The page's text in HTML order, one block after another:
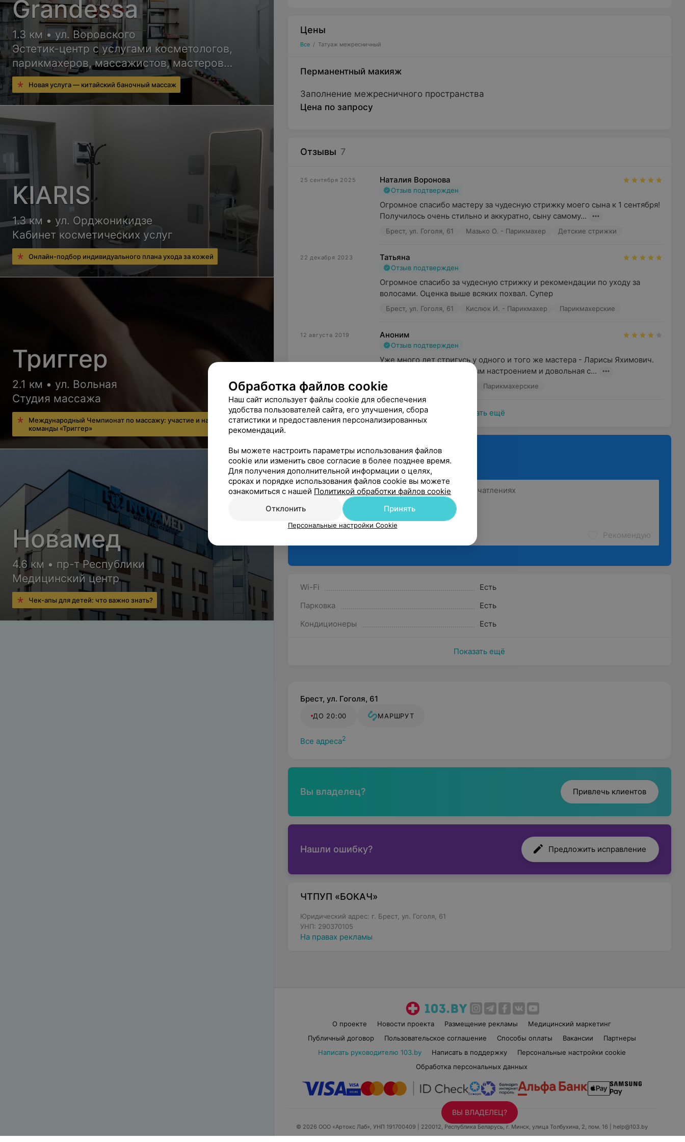
Цены
Все / Татуаж межресничный
Перманентный макияж
Заполнение межресничного пространства
Цена по запросу
Отзывы 7
25 сентября 2025 Наталия Воронова
Отзыв подтвержден
Огромное спасибо мастеру за чудесную стрижку моего сына к 1 сентября!
Получилось очень стильно и аккуратно, сыну самому...
Брест, ул. Гоголя, 61 Мазько О. - Парикмахер Детские стрижки
22 декабря 2023 Татьяна
Отзыв подтвержден
Огромное спасибо за чудесную стрижку и рекомендации по уходу за
волосами. Оценка выше всяких похвал. Супер
Брест, ул. Гоголя, 61 Кислюк И. - Парикмахер Парикмахерские
12 августа 2019 Аноним
Отзыв подтвержден
Уже много лет стригусь у одного и того же мастера - Ларисы Яхимович.
Всегда ухожу с прекрасным настроением и довольная с...
Брест, ул. Воровского, 25 Парикмахерские
Показать ещё
Поделитесь
мнением
Рекомендую
Wi-Fi
Есть
Парковка
Есть
Кондиционеры
Есть
Показать ещё
Брест, ул. Гоголя, 61
ДО 20:00 МАРШРУТ
Все адреса2
Вы владелец? Привлечь клиентов
Нашли ошибку? Предложить исправление
ЧТПУП «БОКАЧ»
Юридический адрес: г. Брест, ул. Гоголя, 61
УНП: 290370105
На правах рекламы
О проекте Новости проекта Размещение рекламы
Медицинский маркетинг
Публичный договор
Пользовательское соглашение Способы оплаты Вакансии
Партнеры
Написать руководителю 103.by
Написать в поддержку
Персональные настройки cookie
Обработка персональных данных
© 2026 ООО «Артокс Лаб», УНП 191700409 | 220012, Республика Беларусь, г. Минск, улица Толбухина, 2, пом. 16 | help@103.by
Grandessa
1.3 км • ул. Воровского
Эстетик-центр с услугами косметологов,
парикмахеров, массажистов, мастеров
ногтевого сервиса и других специалистов
Новая услуга — китайский баночный массаж
KIARIS
1.3 км • ул. Орджоникидзе
Кабинет косметических услуг
Онлайн-подбор индивидуального плана ухода за кожей
Триггер
2.1 км • ул. Вольная
Студия массажа
Международный Чемпионат по массажу: участие и награды
команды «Триггер»
Новамед
4.6 км • пр-т Республики
Медицинский центр
Чек-апы для детей: что важно знать?
ВЫ ВЛАДЕЛЕЦ?
Обработка файлов cookie
Наш сайт использует файлы cookie для обеспечения
удобства пользователей сайта, его улучшения, сбора
статистики и предоставления персонализированных
рекомендаций.
Вы можете настроить параметры использования файлов
cookie или изменить свое согласие в более позднее время.
Для получения дополнительной информации о целях,
сроках и порядке использования файлов cookie вы можете
ознакомиться с нашей Политикой обработки файлов cookie
Отклонить
Принять
Персональные настройки Cookie